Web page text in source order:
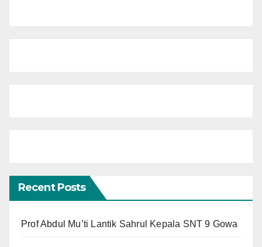
Recent Posts
Prof Abdul Mu’ti Lantik Sahrul Kepala SNT 9 Gowa